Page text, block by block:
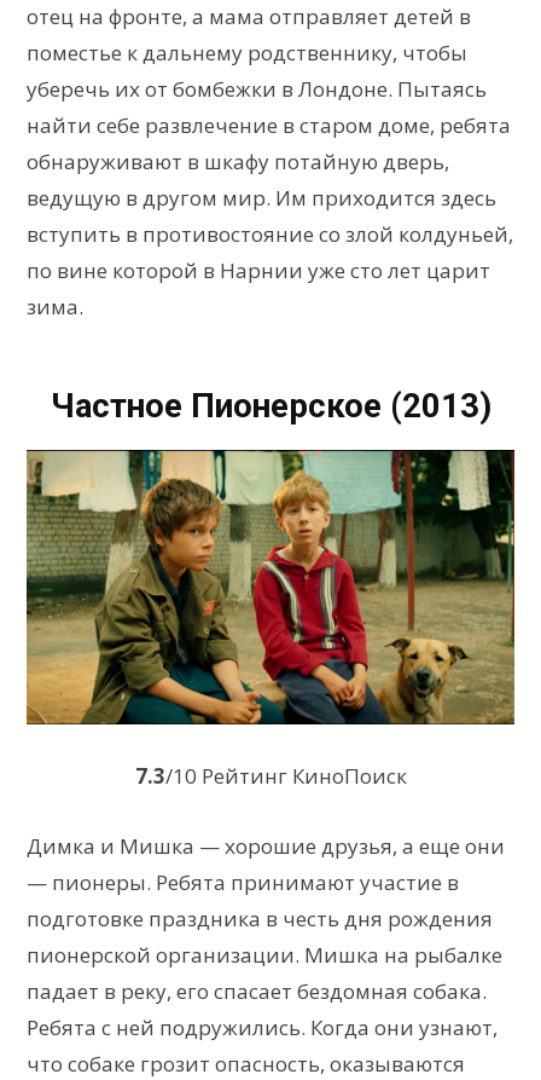
отец на фронте, а мама отправляет детей в
поместье к дальнему родственнику, чтобы
уберечь их от бомбежки в Лондоне. Пытаясь
найти себе развлечение в старом доме, ребята
обнаруживают в шкафу потайную дверь,
ведущую в другом мир. Им приходится здесь
вступить в противостояние со злой колдуньей,
по вине которой в Нарнии уже сто лет царит
зима.
Частное Пионерское (2013)
7.3/10 Рейтинг КиноПоиск
Димка и Мишка — хорошие друзья, а еще они
— пионеры. Ребята принимают участие в
подготовке праздника в честь дня рождения
пионерской организации. Мишка на рыбалке
падает в реку, его спасает бездомная собака.
Ребята с ней подружились. Когда они узнают,
что собаке грозит опасность, оказываются